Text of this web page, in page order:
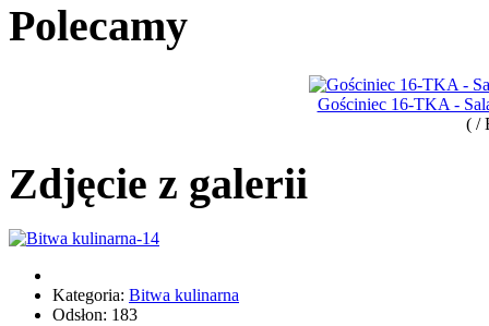
Polecamy
Gościniec 16-TKA -
( /
Zdjęcie z galerii
Kategoria: Bitwa kulinarna
Odsłon: 183